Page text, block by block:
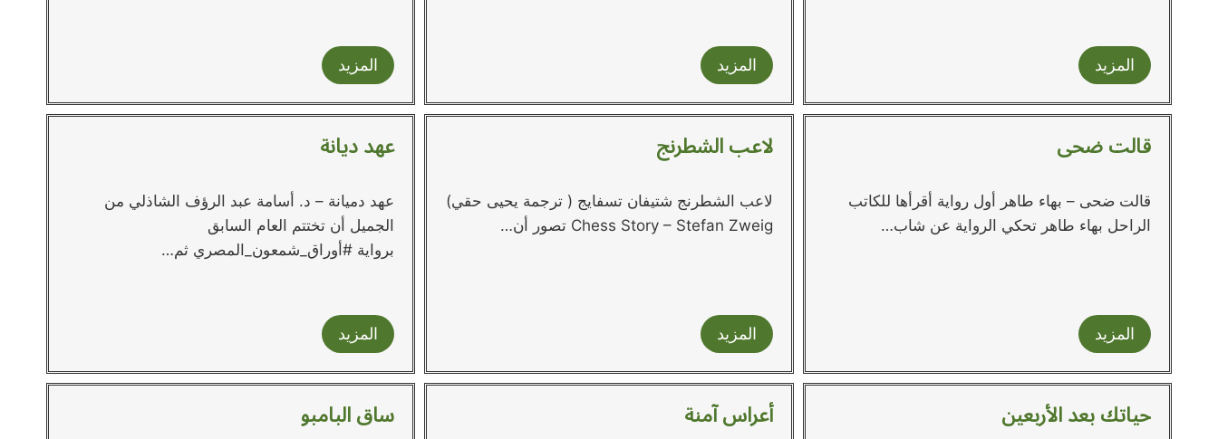
المزيد المزيد المزيد
قالت ضحى
قالت ضحى – بهاء طاهر أول رواية أقرأها للكاتب
الراحل بهاء طاهر تحكي الرواية عن شاب…
المزيد
لاعب الشطرنج
لاعب الشطرنج شتيفان تسفايج ( ترجمة يحيى حقي)
Chess Story – Stefan Zweig تصور أن…
المزيد
عهد ديانة
عهد دميانة – د. أسامة عبد الرؤف الشاذلي من
الجميل أن تختتم العام السابق
برواية #أوراق_شمعون_المصري ثم…
المزيد
حياتك بعد الأربعين أعراس آمنة ساق البامبو